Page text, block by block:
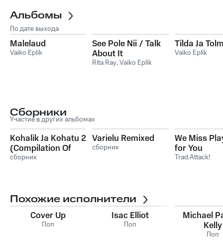
Альбомы
По дате выхода
Malelaud
Vaiko Eplik
See Pole Nii / Talk
About It
Rita Ray,Vaiko Eplik
Tilda Ja
Vaiko Eplik
Сборники
Участие в других альбомах
Kohalik Ja Kohatu 2
(Compilation Of
Estonian
сборник
Varielu Remixed
сборник
We Miss
for You
Trad.Attack!
Похожие исполнители
Cover Up
Поп
Isac Elliot
Поп
Michael
Kelly
Поп